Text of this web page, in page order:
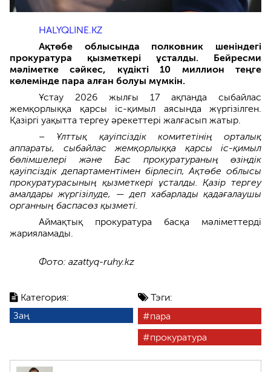
Категория:
Заң
Тэги:
пара
прокуратура
HALYQLINE.KZ
Ақтөбе облысында полковник шеніндегі
прокуратура қызметкері ұсталды. Бейресми
мәліметке сәйкес, күдікті 10 миллион теңге
көлемінде пара алған болуы мүмкін.
Ұстау 2026 жылғы 17 ақпанда сыбайлас
жемқорлыққа қарсы іс-қимыл аясында жүргізілген.
Қазіргі уақытта тергеу әрекеттері жалғасып жатыр.
– Ұлттық қауіпсіздік комитетінің орталық
аппараты, сыбайлас жемқорлыққа қарсы іс-қимыл
бөлімшелері және Бас прокуратураның өзіндік
қауіпсіздік департаментімен бірлесіп, Ақтөбе облысы
прокуратурасының қызметкері ұсталды. Қазір тергеу
амалдары жүргізілуде, — деп хабарлады қадағалаушы
органның баспасөз қызметі.
Аймақтық прокуратура басқа мәліметтерді
жарияламады.
Фото: azattyq-ruhy.kz